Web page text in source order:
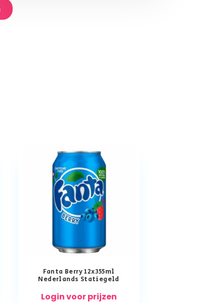
Fanta Berry 12x355ml
Nederlands Statiegeld
Login voor prijzen